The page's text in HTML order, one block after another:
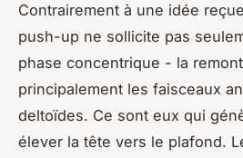
Contrairement à une idée
push-up ne sollicite pas
phase concentrique - la
principalement les faisceaux
deltoïdes. Ce sont eux qui
élever la tête vers le plafond.